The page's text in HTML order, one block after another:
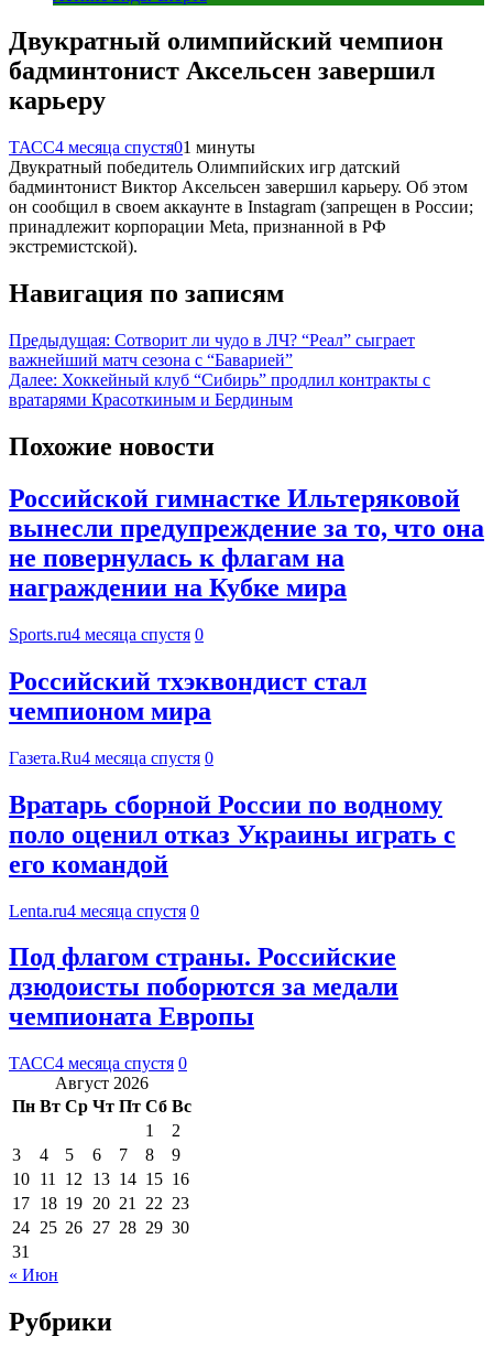
Двукратный олимпийский чемпион
бадминтонист Аксельсен завершил
карьеру
ТАСС4 месяца спустя01 минуты
Двукратный победитель Олимпийских игр датский
бадминтонист Виктор Аксельсен завершил карьеру. Об этом
он сообщил в своем аккаунте в Instagram (запрещен в России;
принадлежит корпорации Meta, признанной в РФ
экстремистской).
Навигация по записям
Предыдущая: Сотворит ли чудо в ЛЧ? “Реал” сыграет
важнейший матч сезона с “Баварией”
Далее: Хоккейный клуб “Сибирь” продлил контракты с
вратарями Красоткиным и Бердиным
Похожие новости
Российской гимнастке Ильтеряковой
вынесли предупреждение за то, что она
не повернулась к флагам на
награждении на Кубке мира
Sports.ru4 месяца спустя 0
Российский тхэквондист стал
чемпионом мира
Газета.Ru4 месяца спустя 0
Вратарь сборной России по водному
поло оценил отказ Украины играть с
его командой
Lenta.ru4 месяца спустя 0
Под флагом страны. Российские
дзюдоисты поборются за медали
чемпионата Европы
ТАСС4 месяца спустя 0
Август 2026
Пн Вт Ср Чт Пт Сб Вс
1
2
3
4 5 6 7 8
9
10 11 12 13 14 15 16
17 18 19 20 21 22 23
24 25 26 27 28 29 30
31
« Июн
Рубрики